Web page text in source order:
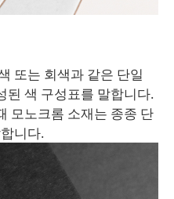
또는 회색과 같은 단일
된 색 구성표를 말합니다.
모노크롬 소재는 종종 단
니다.